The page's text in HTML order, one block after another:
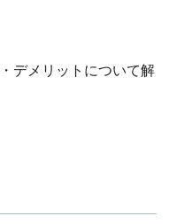
デメリットについて解